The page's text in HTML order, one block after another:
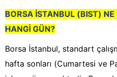
BORSA İSTANBUL (BIST)
HANGİ GÜN?
Borsa İstanbul, standart
hafta sonları (Cumartesi ve